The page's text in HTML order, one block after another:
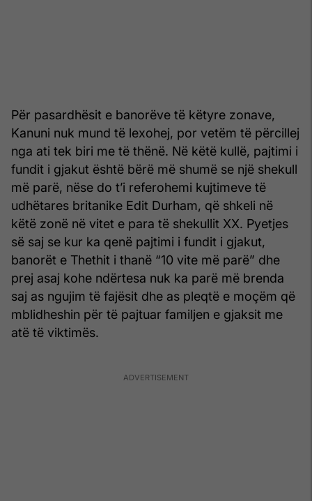
Për pasardhësit e banorëve të këtyre zonave,
Kanuni nuk mund të lexohej, por vetëm të përcillej
nga ati tek biri me të thënë. Në këtë kullë, pajtimi i
fundit i gjakut është bërë më shumë se një shekull
më parë, nëse do t’i referohemi kujtimeve të
udhëtares britanike Edit Durham, që shkeli në
këtë zonë në vitet e para të shekullit XX. Pyetjes
së saj se kur ka qenë pajtimi i fundit i gjakut,
banorët e Thethit i thanë “10 vite më parë” dhe
prej asaj kohe ndërtesa nuk ka parë më brenda
saj as ngujim të fajësit dhe as pleqtë e moçëm që
mblidheshin për të pajtuar familjen e gjaksit me
atë të viktimës.